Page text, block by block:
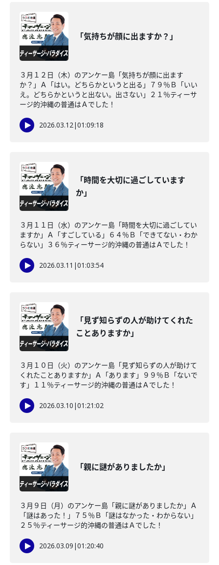
「気持ちが顔に出ますか？」
３月１２日（木）のアンケー島「気持ちが顔に出ます
か？」Ａ「はい。どちらかというと出る」７９％Ｂ「いい
え。どちらかというと出ない。出さない」２１％ティーサ
ージ的沖縄の普通はＡでした！
2026.03.12|01:09:18
「時間を大切に過ごしています
か」
３月１１日（水）のアンケー島「時間を大切に過ごしてい
ますか」Ａ「すごしている」６４％Ｂ「できてない・わか
らない」３６％ティーサージ的沖縄の普通はＡでした！
2026.03.11 |01:03:54
「見ず知らずの人が助けてくれた
ことありますか」
３月１０日（火）のアンケー島「見ず知らずの人が助けて
くれたことありますか」Ａ「あります」９９％Ｂ「ないで
す」１１％ティーサージ的沖縄の普通はＡでした！
2026.03.10 |01:21:02
「親に謎がありましたか」
３月９日（月）のアンケー島「親に謎がありましたか」Ａ
「謎はあった！」７５％Ｂ「謎はなかった・わからない」
２５％ティーサージ的沖縄の普通はＡでした！
2026.03.09 |01:20:40